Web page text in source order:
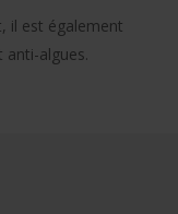
il est également
algues.